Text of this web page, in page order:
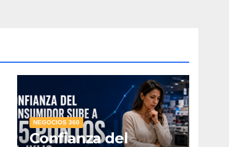
NEGOCIOS 360
Confianza del